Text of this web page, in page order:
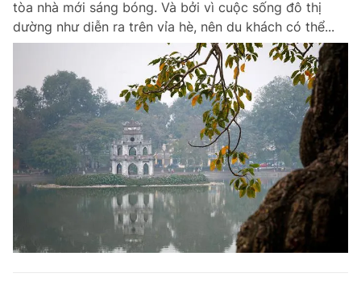
tòa nhà mới sáng bóng. Và bởi vì cuộc sống đô thị
dường như diễn ra trên vỉa hè, nên du khách có thể...